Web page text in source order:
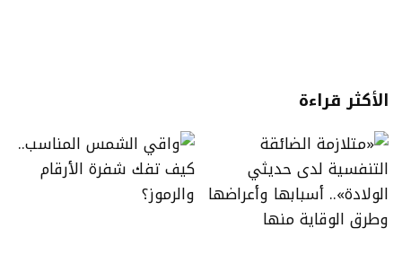
الأكثر قراءة